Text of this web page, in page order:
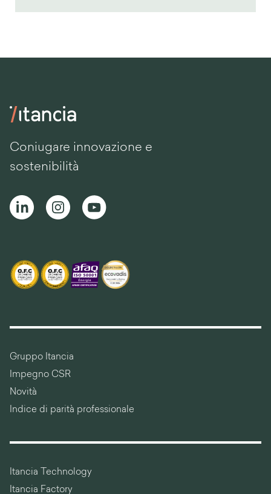
Coniugare innovazione e
sostenibilità
Gruppo Itancia
Impegno CSR
Novità
Indice di parità professionale
Itancia Technology
Itancia Factory